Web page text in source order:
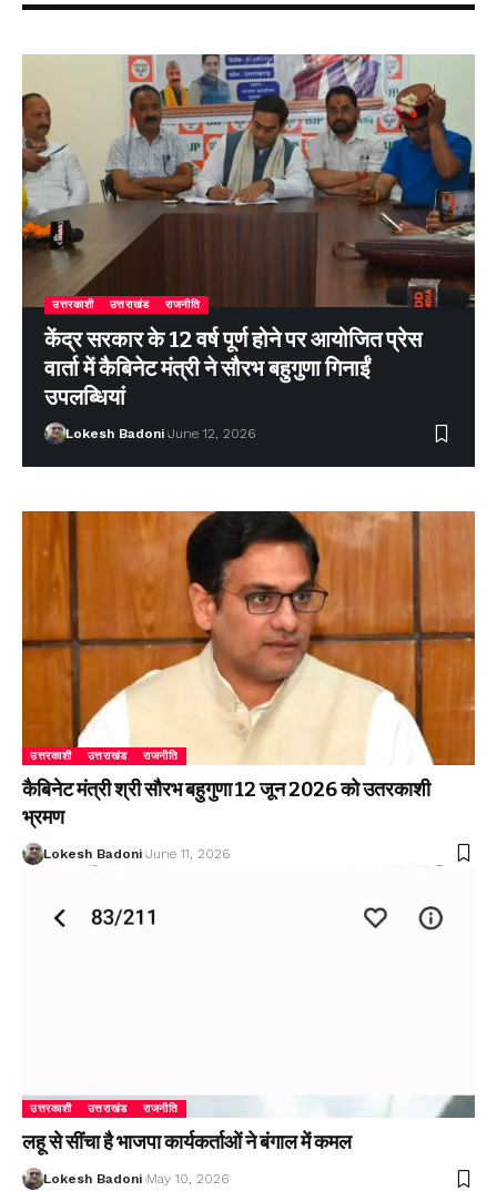
उत्तरकाशी उत्तराखंड राजनीति
केंद्र सरकार के 12 वर्ष पूर्ण होने पर आयोजित प्रेस
वार्ता में कैबिनेट मंत्री ने सौरभ बहुगुणा गिनाईं
उपलब्धियां
Lokesh Badoni June 12, 2026
उत्तरकाशी उत्तराखंड राजनीति
कैबिनेट मंत्री श्री सौरभ बहुगुणा 12 जून 2026 को उतरकाशी
भ्रमण
Lokesh Badoni June 11, 2026
उत्तरकाशी उत्तराखंड राजनीति
लहू से सींचा है भाजपा कार्यकर्ताओं ने बंगाल में कमल
Lokesh Badoni May 10, 2026